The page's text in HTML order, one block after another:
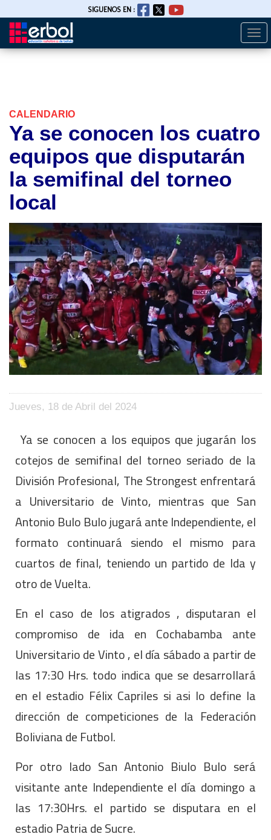
Pasar
SIGUENOS EN :
CALENDARIO
Ya se conocen los cuatro
equipos que disputarán
la semifinal del torneo
local
Jueves, 18 de Abril del 2024
Ya se conocen a los equipos que jugarán los
cotejos de semifinal del torneo seriado de la
División Profesional, The Strongest enfrentará
a Universitario de Vinto, mientras que San
Antonio Bulo Bulo jugará ante Independiente, el
formato continuará siendo el mismo para
cuartos de final, teniendo un partido de Ida y
otro de Vuelta.
En el caso de los atigrados , disputaran el
compromiso de ida en Cochabamba ante
Universitario de Vinto , el día sábado a partir de
las 17:30 Hrs. todo indica que se desarrollará
en el estadio Félix Capriles si asi lo define la
dirección de competiciones de la Federación
Boliviana de Futbol.
Por otro lado San Antonio Biulo Bulo será
visitante ante Independiente el día domingo a
las 17:30Hrs. el partido se disputara en el
estadio Patria de Sucre.